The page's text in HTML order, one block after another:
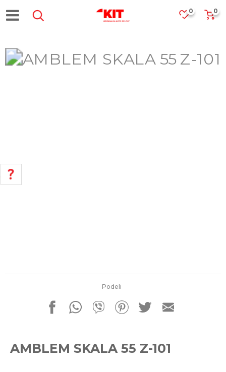
0
0
Podeli
AMBLEM SKALA 55 Z-101
Pišite nam
office@kitcommerce.rs